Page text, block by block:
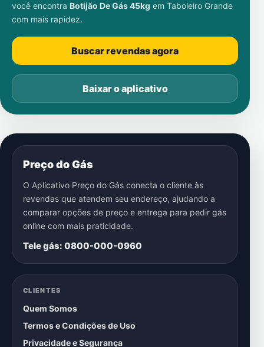
você encontra Botijão De Gás 45kg em Taboleiro Grande
com mais rapidez.
Buscar revendas agora
Baixar o aplicativo
Preço do Gás
O Aplicativo Preço do Gás conecta o cliente às
revendas que atendem seu endereço, ajudando a
comparar opções de preço e entrega para pedir gás
online com mais praticidade.
Tele gás: 0800-000-0960
CLIENTES
Quem Somos
Termos e Condições de Uso
Privacidade e Segurança